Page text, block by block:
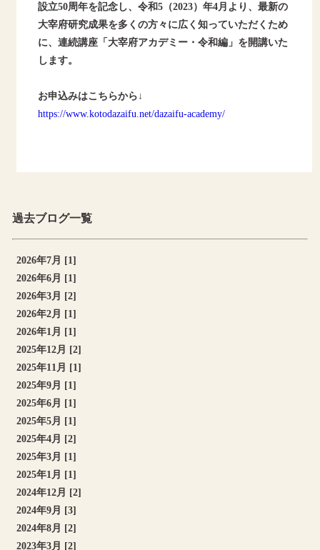
設立50周年を記念し、令和5（2023）年4月より、最新の
大宰府研究成果を多くの方々に広く知っていただくため
に、連続講座「大宰府アカデミー・令和編」を開講いた
します。
お申込みはこちらから↓
https://www.kotodazaifu.net/dazaifu-academy/
過去ブログ一覧
2026年7月 [1]
2026年6月 [1]
2026年3月 [2]
2026年2月 [1]
2026年1月 [1]
2025年12月 [2]
2025年11月 [1]
2025年9月 [1]
2025年6月 [1]
2025年5月 [1]
2025年4月 [2]
2025年3月 [1]
2025年1月 [1]
2024年12月 [2]
2024年9月 [3]
2024年8月 [2]
2023年3月 [2]